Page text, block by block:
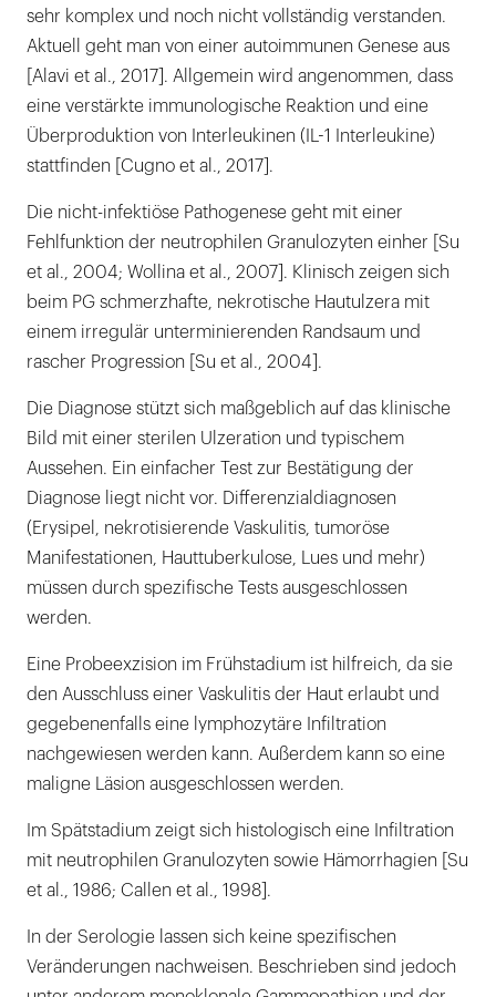
sehr komplex und noch nicht vollständig verstanden.
Aktuell geht man von einer autoimmunen Genese aus
[Alavi et al., 2017]. Allgemein wird angenommen, dass
eine verstärkte immunologische Reaktion und eine
Überproduktion von Interleukinen (IL-1 Interleukine)
stattfinden [Cugno et al., 2017].
Die nicht-infektiöse Pathogenese geht mit einer
Fehlfunktion der neutrophilen Granulozyten einher [Su
et al., 2004; Wollina et al., 2007]. Klinisch zeigen sich
beim PG schmerzhafte, nekrotische Hautulzera mit
einem irregulär unterminierenden Randsaum und
rascher Progression [Su et al., 2004].
Die Diagnose stützt sich maßgeblich auf das klinische
Bild mit einer sterilen Ulzeration und typischem
Aussehen. Ein einfacher Test zur Bestätigung der
Diagnose liegt nicht vor. Differenzialdiagnosen
(Erysipel, nekrotisierende Vaskulitis, tumoröse
Manifestationen, Hauttuberkulose, Lues und mehr)
müssen durch spezifische Tests ausgeschlossen
werden.
Eine Probeexzision im Frühstadium ist hilfreich, da sie
den Ausschluss einer Vaskulitis der Haut erlaubt und
gegebenenfalls eine lymphozytäre Infiltration
nachgewiesen werden kann. Außerdem kann so eine
maligne Läsion ausgeschlossen werden.
Im Spätstadium zeigt sich histologisch eine Infiltration
mit neutrophilen Granulozyten sowie Hämorrhagien [Su
et al., 1986; Callen et al., 1998].
In der Serologie lassen sich keine spezifischen
Veränderungen nachweisen. Beschrieben sind jedoch